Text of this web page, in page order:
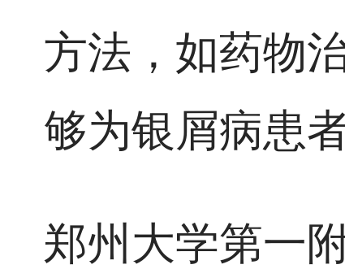
方法，如药物
够为银屑病患
郑州大学第一